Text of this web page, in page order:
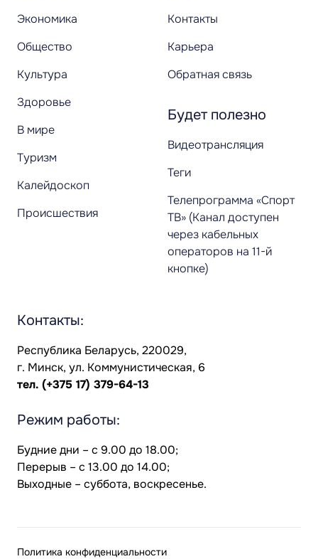
Экономика
Общество
Культура
Здоровье
В мире
Туризм
Калейдоскоп
Происшествия
Контакты
Карьера
Обратная связь
Будет полезно
Видеотрансляция
Теги
Телепрограмма «Спорт
ТВ» (Канал доступен
через кабельных
операторов на 11-й
кнопке)
Контакты:
Республика Беларусь, 220029,
г. Минск, ул. Коммунистическая, 6
тел. (+375 17) 379-64-13
Режим работы:
Будние дни – с 9.00 до 18.00;
Перерыв – с 13.00 до 14.00;
Выходные – суббота, воскресенье.
Политика конфиденциальности